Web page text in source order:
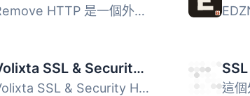
Remove HTTP 是一個外掛，可以自動掃描並從所有連結中刪除 h...
Volixta SSL & Security Headers
Volixta SSL & Security Headers 外掛可輕鬆啟用 SSL，強...